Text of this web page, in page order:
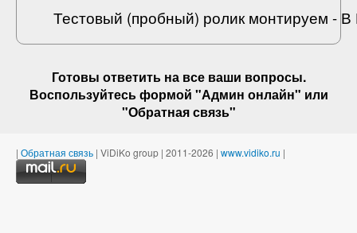
Тестовый (пробный) ролик монтируем -
Готовы ответить на все ваши вопросы.
Воспользуйтесь формой "Админ онлайн" или
"Обратная связь"
| Обратная связь | ViDiKo group | 2011-2026 | www.vidiko.ru |